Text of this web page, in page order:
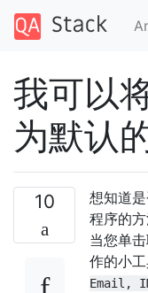
我可以
为默认
10
想知道
程序的
当您单
作的小工
Email,